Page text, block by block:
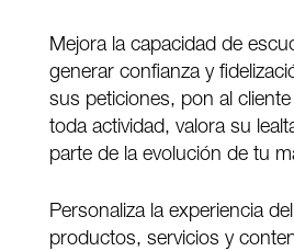
Mejora la capacidad de
generar confianza y
sus peticiones, pon al
toda actividad, valora su
parte de la evolución de tu
Personaliza la experiencia
productos, servicios y